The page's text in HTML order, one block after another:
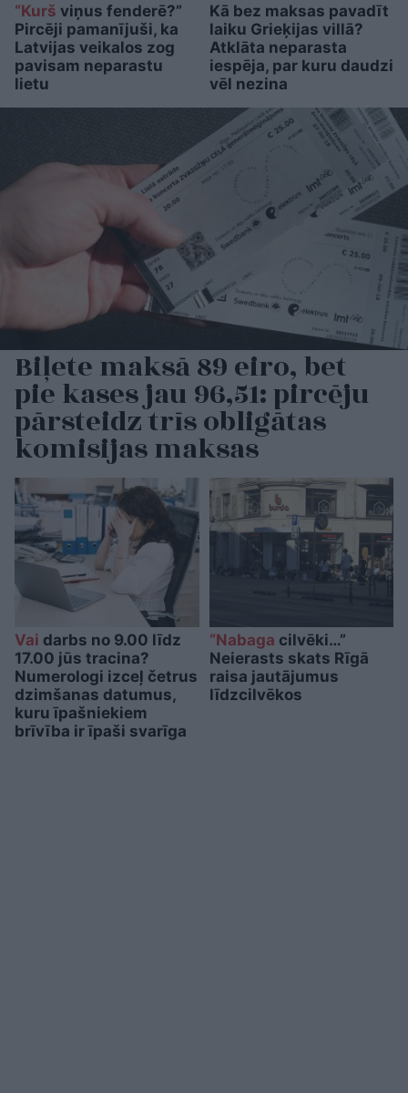
“Kurš viņus fenderē?”
Pircēji pamanījuši, ka
Latvijas veikalos zog
pavisam neparastu
lietu
Kā bez maksas pavadīt
laiku Grieķijas villā?
Atklāta neparasta
iespēja, par kuru daudzi
vēl nezina
Biļete maksā 89 eiro, bet
pie kases jau 96,51: pircēju
pārsteidz trīs obligātas
komisijas maksas
Vai darbs no 9.00 līdz
17.00 jūs tracina?
Numerologi izceļ četrus
dzimšanas datumus,
kuru īpašniekiem
brīvība ir īpaši svarīga
“Nabaga cilvēki…”
Neierasts skats Rīgā
raisa jautājumus
līdzcilvēkos